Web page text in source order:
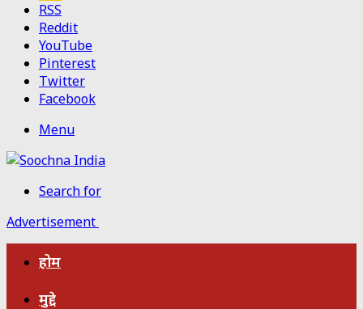
RSS
Reddit
YouTube
Pinterest
Twitter
Facebook
Menu
Search for
Advertisement
होम
मुद्दे